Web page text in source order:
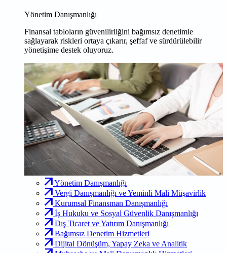
Yönetim Danışmanlığı
Finansal tabloların güvenilirliğini bağımsız denetimle
sağlayarak riskleri ortaya çıkarır, şeffaf ve sürdürülebilir
yönetişime destek oluyoruz.
Yönetim Danışmanlığı
Vergi Danışmanlığı ve Yeminli Mali Müşavirlik
Kurumsal Finansman Danışmanlığı
İş Hukuku ve Sosyal Güvenlik Danışmanlığı
Dış Ticaret ve Yatırım Danışmanlığı
Bağımsız Denetim Hizmetleri
Dijital Dönüşüm, Yapay Zeka ve Analitik